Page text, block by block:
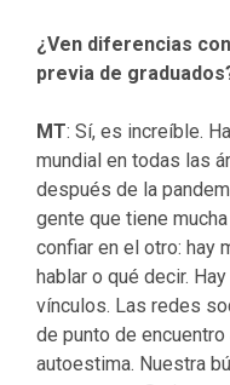
¿Ven diferencias
previa de
MT: Sí, es increíble.
mundial en todas las
después de la
gente que tiene
confiar en el otro: hay
hablar o qué decir.
vínculos. Las redes
de punto de
autoestima. Nuestra